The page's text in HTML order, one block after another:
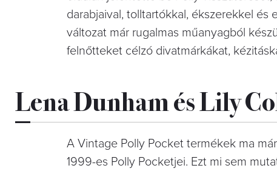
darabjaival, tolltartókkal, ékszerekkel
változat már rugalmas műanyagból
felnőtteket célzó divatmárkákat,
Lena Dunham és Lily
A Vintage Polly Pocket termékek ma
1999-es Polly Pocketjei. Ezt mi sem